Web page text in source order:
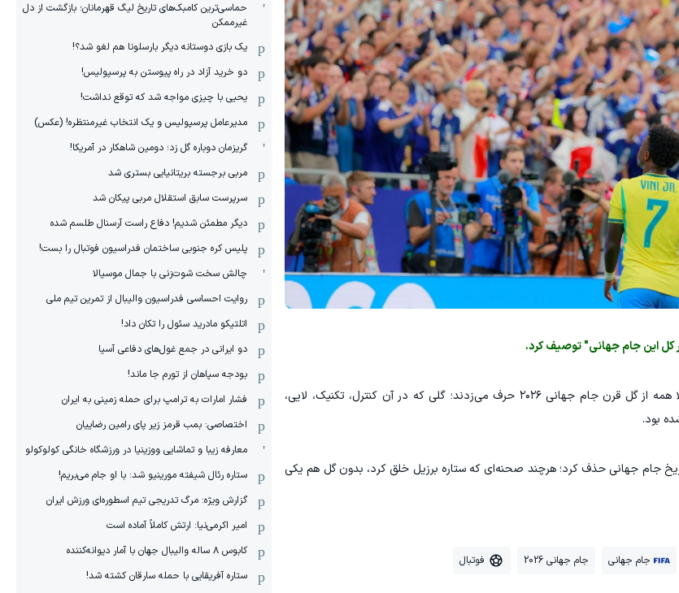
کل این جام جهانی" توصیف کرد.
اگر توپ تنها چند سانتی‌متر آن‌طرف‌تر حرکت می‌کرد، شاید حالا همه از گل قرن جام جهانی ۲۰۲۶ حرف می‌زدند؛ گلی که در آن کنترل، تکنیک، لایی،
بود.
جام جهانی حذف کرد؛ هرچند صحنه‌ای که ستاره برزیل خلق کرد، بدون گل هم یکی
جام جهانی جام جهانی 2026 فوتبال
حماسی‌ترین کامبک‌های تاریخ لیگ قهرمانان؛ بازگشت از دل
غیرممکن
یک بازی دوستانه دیگر بارسلونا هم لغو شد؟!
دو خرید آزاد در راه پیوستن به پرسپولیس!
یحیی با چیزی مواجه شد که توقع نداشت!
مدیرعامل پرسپولیس و یک انتخاب غیرمنتظره! (عکس)
گریزمان دوباره گل زد؛ دومین شاهکار در آمریکا!
مربی برجسته بریتانیایی بستری شد
سرپرست سابق استقلال مربی پیکان شد
دیگر مطمئن شدیم! دفاع راست آرسنال طلسم شده
پلیس کره ‌جنوبی ساختمان فدراسیون فوتبال را بست!
چالش سخت شوت‌زنی با جمال موسیالا
روایت احساسی فدراسیون والیبال از تمرین تیم ملی
اتلتیکو مادرید سئول را تکان داد!
دو ایرانی در جمع غول‌های دفاعی آسیا
بودجه سپاهان از تورم جا ماند!
فشار امارات به ترامپ برای حمله زمینی به ایران
اختصاصی: بمب قرمز زیر پای رامین رضاییان
معارفه زیبا و تماشایی ووزینیا در ورزشگاه خانگی کولوکولو
ستاره رئال شیفته مورینیو شد: با او جام می‌بریم!
گزارش ویژه: مرگ تدریجی تیم اسطوره‌ای ورزش ایران
امیر اکرمی‌نیا: ارتش کاملاً آماده است
کابوس ۸ ساله والیبال جهان با آمار دیوانه‌کننده
ستاره آفریقایی با حمله سارقان کشته شد!